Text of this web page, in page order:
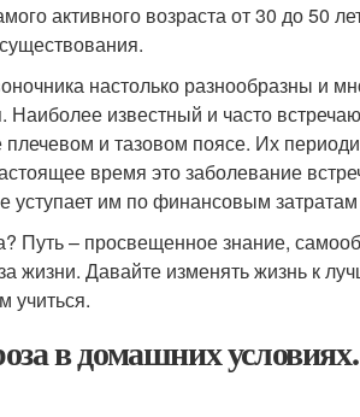
активного возраста от 30 до 50
настолько разнообразны и
Наиболее известный и часто
и тазовом поясе. Их
время это заболевание
уступает им по финансовым
Путь – просвещенное знание,
жизни. Давайте изменять жизнь к
учиться.
в домашних